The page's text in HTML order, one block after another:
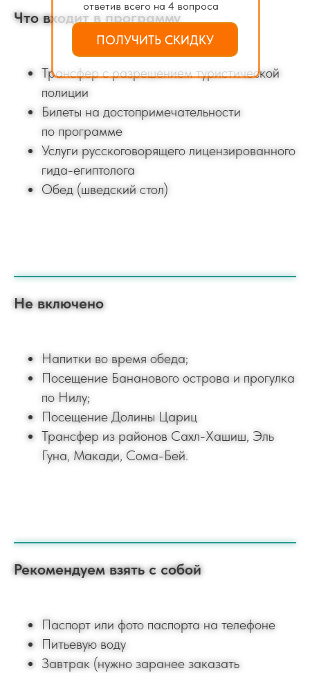
Что входит в программу
Трансфер с разрешением туристической
полиции
Билеты на достопримечательности
по программе
Услуги русскоговорящего лицензированного
гида-египтолога
Обед (шведский стол)
Не включено
Напитки во время обеда;
Посещение Бананового острова и прогулка
по Нилу;
Посещение Долины Цариц
Трансфер из районов Сахл-Хашиш, Эль
Гуна, Макади, Сома-Бей.
Рекомендуем взять с собой
Паспорт или фото паспорта на телефоне
Питьевую воду
Завтрак (нужно заранее заказать
ПОЛУЧИТЬ СКИДКУ
ответив всего на 4 вопроса